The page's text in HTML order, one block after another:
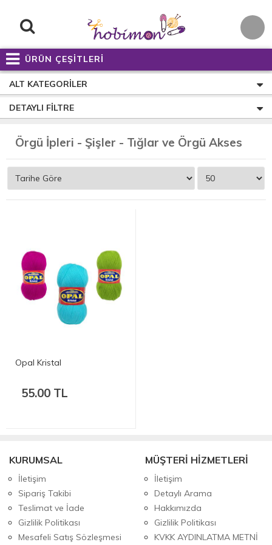
ÜRÜN ÇEŞİTLERİ
ALT KATEGORILER
DETAYLI FILTRE
Opal Kristal
55.00 TL
KURUMSAL
İletişim
Sipariş Takibi
Teslimat ve İade
Gizlilik Politikası
Mesafeli Satış Sözleşmesi
MÜŞTERİ HİZMETLERİ
İletişim
Detaylı Arama
Hakkımızda
Gizlilik Politikası
KVKK AYDINLATMA METNİ